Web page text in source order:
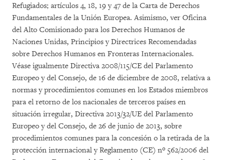
Refugiados; artículos 4, 18, 19 y 47 de la Carta de Derechos
Fundamentales de la Unión Europea. Asimismo, ver Oficina
del Alto Comisionado para los Derechos Humanos de
Naciones Unidas, Principios y Directrices Recomendadas
sobre Derechos Humanos en Fronteras Internacionales.
Véase igualmente Directiva 2008/115/CE del Parlamento
Europeo y del Consejo, de 16 de diciembre de 2008, relativa a
normas y procedimientos comunes en los Estados miembros
para el retorno de los nacionales de terceros países en
situación irregular, Directiva 2013/32/UE del Parlamento
Europeo y del Consejo, de 26 de junio de 2013, sobre
procedimientos comunes para la concesión o la retirada de la
protección internacional y Reglamento (CE) nº 562/2006 del